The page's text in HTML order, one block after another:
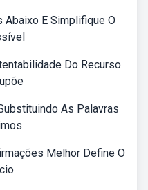
E Simplifique O
Do Recurso
As Palavras
Melhor Define O